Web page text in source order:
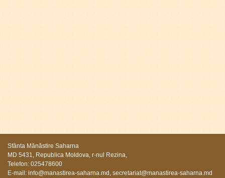
Sfânta Mănăstire Saharna
MD 5431, Republica Moldova, r-nul Rezina,
Telefon: 025478600
E-mail: info@manastirea-saharna.md , secretariat@manastirea-saharna.md